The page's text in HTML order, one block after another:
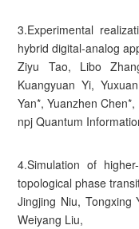
3.Experimental
hybrid digital-analog
Ziyu Tao, Libo
Kuangyuan Yi,
Yan*, Yuanzhen Chen*,
npj Quantum
4.Simulation of
topological phase
Jingjing Niu, Tongxing
Weiyang Liu,